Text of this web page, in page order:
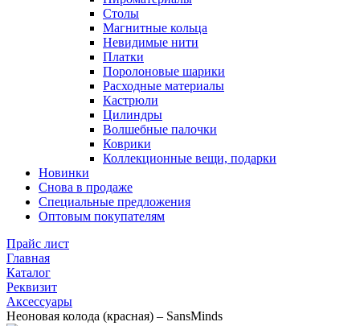
Столы
Магнитные кольца
Невидимые нити
Платки
Поролоновые шарики
Расходные материалы
Кастрюли
Цилиндры
Волшебные палочки
Коврики
Коллекционные вещи, подарки
Новинки
Снова в продаже
Специальные предложения
Оптовым покупателям
Прайс лист
Главная
Каталог
Реквизит
Аксессуары
Неоновая колода (красная) – SansMinds